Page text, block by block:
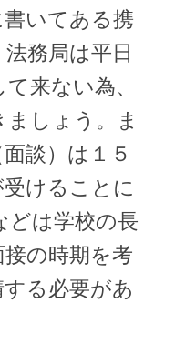
書いてある携
務局は平日
来ない為、
しょう。ま
談）は１５
けることに
どは学校の長
の時期を考
る必要があ